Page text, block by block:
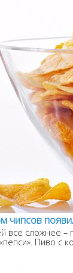
чипсов
все сложнее
Пиво